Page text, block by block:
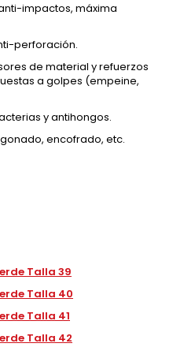
impactos, máxima
perforación.
de material y refuerzos
a golpes (empeine,
y antihongos.
encofrado, etc.
Talla 39
Talla 40
Talla 41
Talla 42